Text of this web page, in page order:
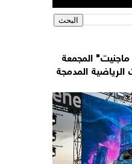
المجمعة
الرياضية المدمجة